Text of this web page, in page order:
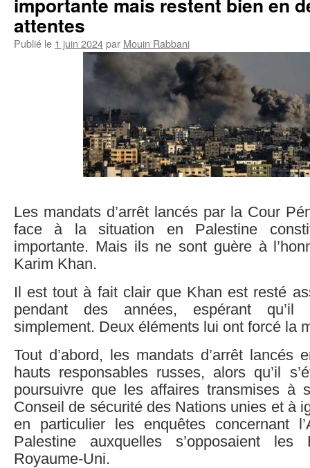
attentes
Publié le 1 juin 2024par Mouin Rabbani
Les mandats d’arrêt lancés par la Cour
face à la situation en Palestine
importante. Mais ils ne sont guère à
Karim Khan.
Il est tout à fait clair que Khan est resté
pendant des années, espérant qu’il
simplement. Deux éléments lui ont forcé la
Tout d’abord, les mandats d’arrêt lancés
hauts responsables russes, alors qu’il
poursuivre que les affaires transmises à
Conseil de sécurité des Nations unies et à
en particulier les enquêtes concernant
Palestine auxquelles s’opposaient
Royaume-Uni.